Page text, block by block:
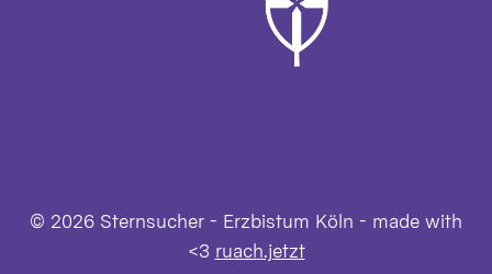
© 2026 Sternsucher - Erzbistum Köln - made with
<3 ruach.jetzt